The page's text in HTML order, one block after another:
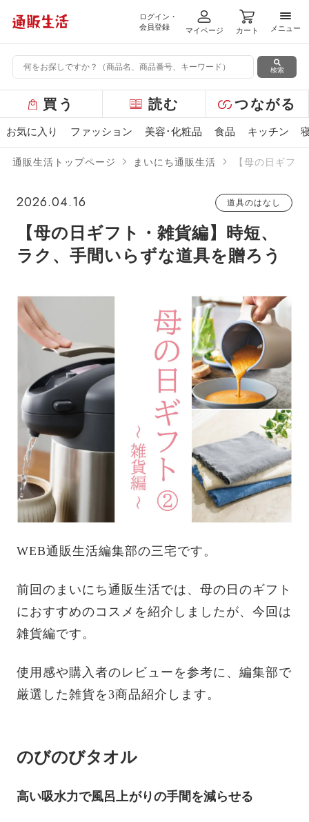
ログイン・
会員登録
マイページ カート
メ
メニュー
検索
ー
バ
買う 読む つながる
お気に入り ファッション 美容･化粧品 食品 キッチン
通販生活トップページ まいにち通販生活 【母の日ギフ
2026.04.16 道具のはなし
【母の日ギフト・雑貨編】時短、
ラク、手間いらずな道具を贈ろう
WEB通販生活編集部の三宅です。
前回のまいにち通販生活では、母の日のギフト
におすすめのコスメを紹介しましたが、今回は
雑貨編です。
使用感や購入者のレビューを参考に、編集部で
厳選した雑貨を3商品紹介します。
のびのびタオル
高い吸水力で風呂上がりの手間を減らせる